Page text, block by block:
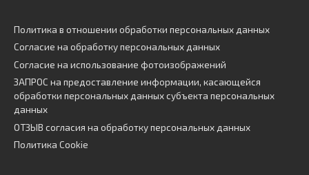
Политика в отношении обработки персональных данных
Согласие на обработку персональных данных
Согласие на использование фотоизображений
ЗАПРОС на предоставление информации, касающейся
обработки персональных данных субъекта персональных
данных
ОТЗЫВ согласия на обработку персональных данных
Политика Cookie